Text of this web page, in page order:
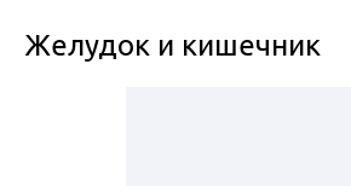
Желудок и кишечник